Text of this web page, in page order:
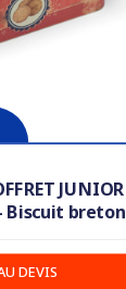
JUNIOR
- Biscuit breton
DEVIS